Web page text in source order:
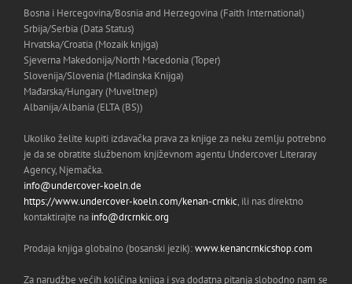
Bosna i Hercegovina/Bosnia and Herzegovina (Faith International)
Srbija/Serbia (Data Status)
Hrvatska/Croatia (Mozaik knjiga)
Sjeverna Makedonija/North Macedonia (Toper)
Slovenija/Slovenia (Mladinska Knijga)
Mađarska/Hungary (Muveltnep)
Albanija/Albania (ELTA (BS))
Ukoliko želite kupiti izdavačka prava za knjige za neku zemlju potrebno
je da se obratite službenom književnom agentu Undercover Literaray
Agency, Njemačka.
info@undercover-koeln.de
https://www.undercover-koeln.com/kenan-crnkic, ili nas direktno
kontaktirajte na info@drcrnkic.org
Prodaja knjiga globalno (bosanski jezik):www.kenancrnkicshop.com
Za narudžbe većih količina knjiga i sva dodatna pitanja slobodno nam se